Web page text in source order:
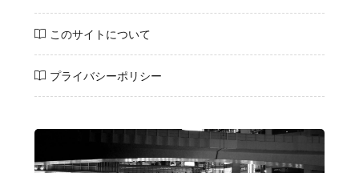
このサイトについて
プライバシーポリシー